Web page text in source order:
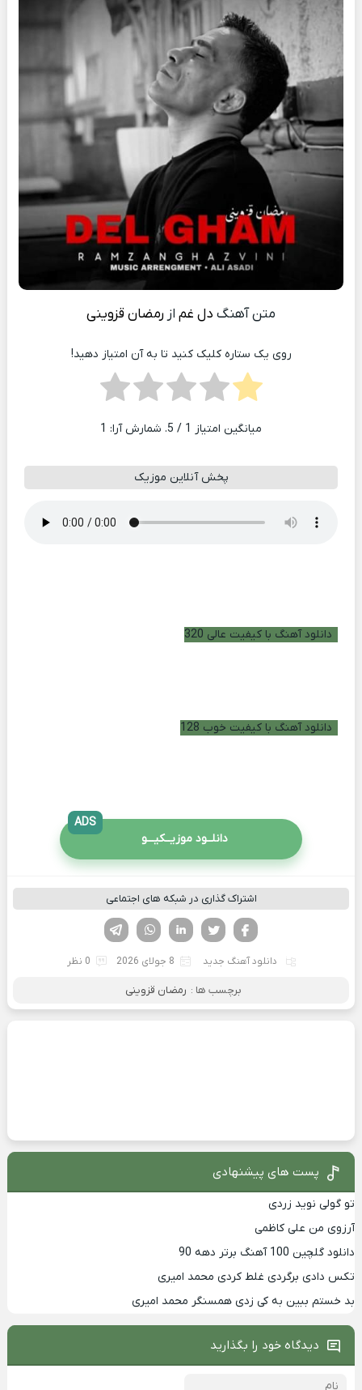
متن آهنگ دل غم از رمضان قزوینی
روی یک ستاره کلیک کنید تا به آن امتیاز دهید!
میانگین امتیاز 1 / 5. شمارش آرا: 1
پخش آنلاین موزیک
دانلود آهنگ با کیفیت عالی 320
دانلود آهنگ با کیفیت خوب 128
دانلــود موزیــکیـــو
ADS
اشتراک گذاری در شبکه های اجتماعی
لینکدین تویتر
فیسوک
دانلود آهنگ جدید 8 جولای 2026 0 نظر
برچسب ها : رمضان قزوینی
پست های پیشنهادی
تو گولی نوید زردی
آرزوی من علی کاظمی
دانلود گلچین 100 آهنگ برتر دهه 90
تکس دادی برگردی غلط کردی محمد امیری
بد خستم ببین به کی زدی همسنگر محمد امیری
دیدگاه خود را بگذارید